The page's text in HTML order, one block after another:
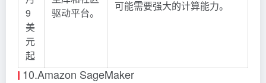
9
美
元
起
驱动平台。
可能需要强大的计算能力。
10.Amazon SageMaker